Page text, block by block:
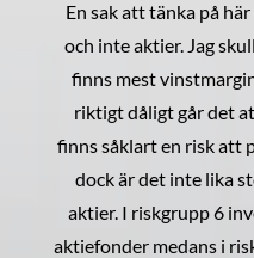
En sak att tänka på
och inte aktier. Jag
finns mest
riktigt dåligt går det
finns såklart en risk att
dock är det inte lika
aktier. I riskgrupp 6
aktiefonder medans i